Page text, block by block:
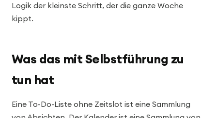
Logik der kleinste Schritt, der die ganze Woche
kippt.
Was das mit Selbstführung zu
tun hat
Eine To-Do-Liste ohne Zeitslot ist eine Sammlung